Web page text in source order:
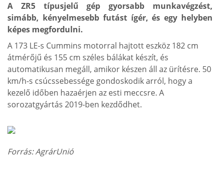
A ZR5 típusjelű gép gyorsabb munkavégzést,
simább, kényelmesebb futást ígér, és egy helyben
képes megfordulni.
A 173 LE-s Cummins motorral hajtott eszköz 182 cm
átmérőjű és 155 cm széles bálákat készít, és
automatikusan megáll, amikor készen áll az ürítésre. 50
km/h-s csúcssebessége gondoskodik arról, hogy a
kezelő időben hazaérjen az esti meccsre. A
sorozatgyártás 2019-ben kezdődhet.
Forrás: AgrárUnió